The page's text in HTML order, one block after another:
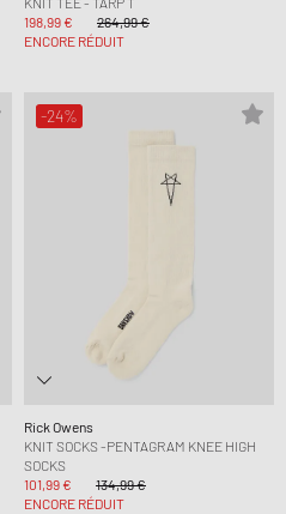
198,99 €
264,99 €
ENCORE RÉDUIT
-24%
Rick Owens
KNIT SOCKS -PENTAGRAM KNEE HIGH
SOCKS
101,99 €
134,99 €
ENCORE RÉDUIT